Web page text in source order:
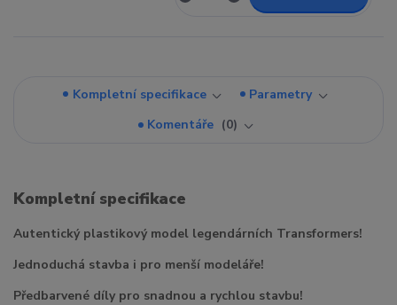
Kompletní specifikace
Parametry
Komentáře
0
Kompletní specifikace
Autentický plastikový model legendárních Transformers!
Jednoduchá stavba i pro menší modeláře!
Předbarvené díly pro snadnou a rychlou stavbu!